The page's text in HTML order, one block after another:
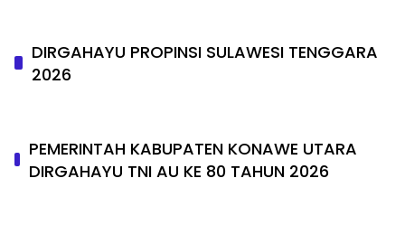
DIRGAHAYU PROPINSI SULAWESI TENGGARA
2026
PEMERINTAH KABUPATEN KONAWE UTARA
DIRGAHAYU TNI AU KE 80 TAHUN 2026